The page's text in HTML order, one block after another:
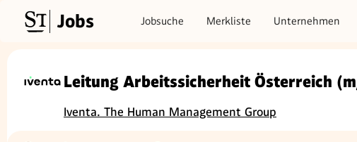
Jobs Jobsuche Merkliste Unternehmen
Leitung Arbeitssicherheit Österreich
Iventa. The Human Management Group